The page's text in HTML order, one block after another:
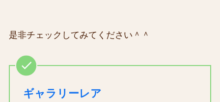
是非チェックしてみてください＾＾
ギャラリーレア